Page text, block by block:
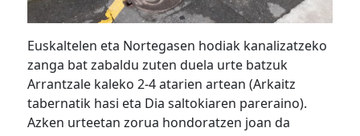
Euskaltelen eta Nortegasen hodiak kanalizatzeko
zanga bat zabaldu zuten duela urte batzuk
Arrantzale kaleko 2-4 atarien artean (Arkaitz
tabernatik hasi eta Dia saltokiaren pareraino).
Azken urteetan zorua hondoratzen joan da